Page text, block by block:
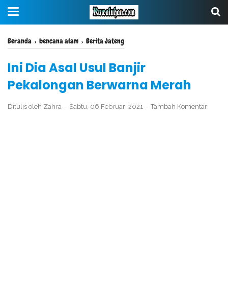
Beranda › bencana alam › Berita Jateng
Ini Dia Asal Usul Banjir
Pekalongan Berwarna Merah
Ditulis oleh Zahra Sabtu, 06 Februari 2021 Tambah Komentar